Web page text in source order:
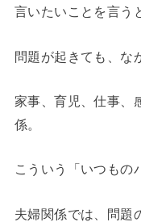
言いたいことを言う
問題が起きても、な
家事、育児、仕事、
係。
こういう「いつもの
夫婦関係では、問題